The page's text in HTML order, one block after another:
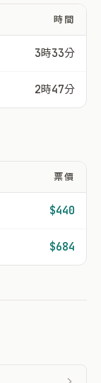
時間
3時33分
2時47分
票價
$440
$684